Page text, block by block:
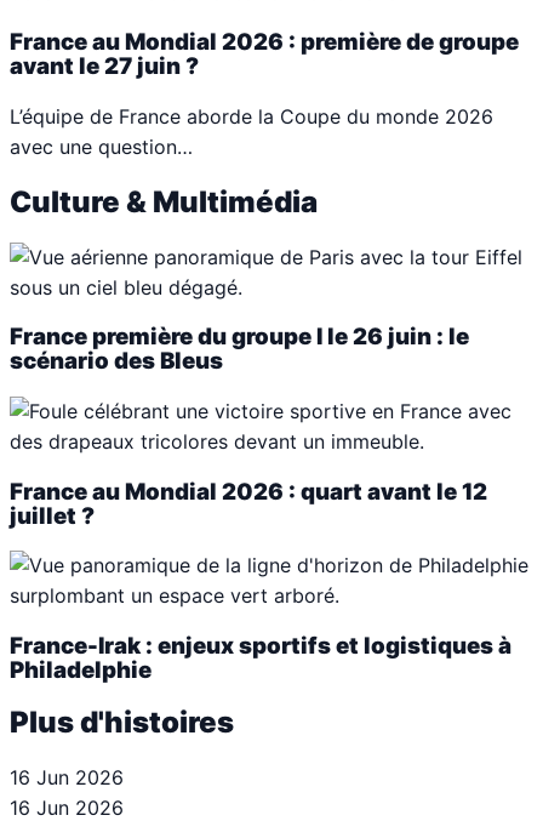
France au Mondial 2026 : première de groupe
avant le 27 juin ?
L’équipe de France aborde la Coupe du monde 2026
avec une question…
Culture & Multimédia
France première du groupe I le 26 juin : le
scénario des Bleus
France au Mondial 2026 : quart avant le 12
juillet ?
France-Irak : enjeux sportifs et logistiques à
Philadelphie
Plus d'histoires
16 Jun 2026
16 Jun 2026